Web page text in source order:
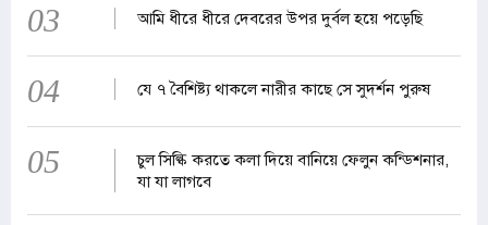
03 আমি ধীরে ধীরে দেবরের উপর দুর্বল হয়ে পড়েছি
04 যে ৭ বৈশিষ্ট্য থাকলে নারীর কাছে সে সুদর্শন পুরুষ
05
চুল সিল্কি করতে কলা দিয়ে বানিয়ে ফেলুন কন্ডিশনার,
যা যা লাগবে